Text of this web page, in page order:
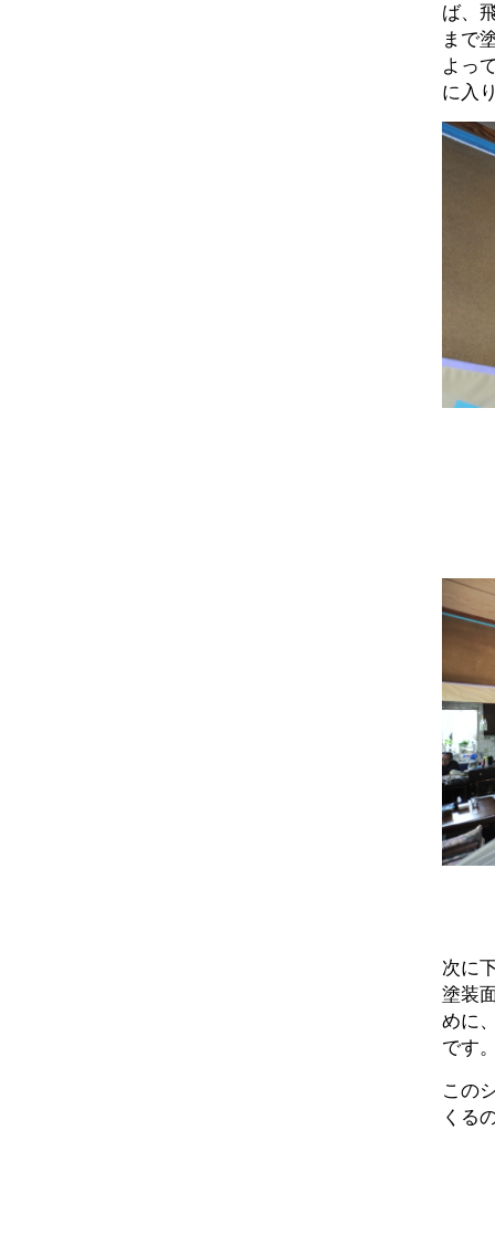
ば、
まで
よっ
に入
次に
塗装
めに
です
この
くる